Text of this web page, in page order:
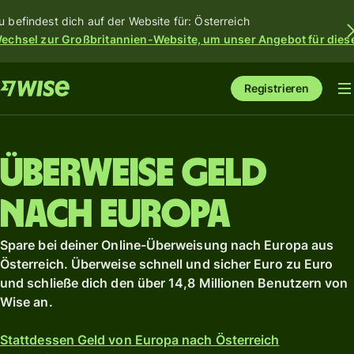
befindest dich auf der Website für: Österreich
zur Großbritannien-Website, um unser Angebot für
Registrieren
Überweise Geld
nach Europa
Spare bei deiner Online-Überweisung nach Europa aus
Österreich. Überweise schnell und sicher Euro zu Euro
und schließe dich den über 14,8 Millionen Benutzern von
Wise an.
Stattdessen Geld von Europa nach Österreich